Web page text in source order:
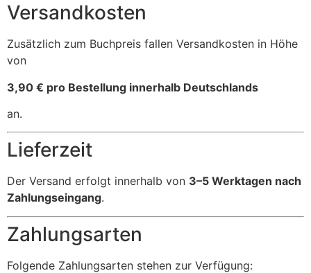
Versandkosten
Zusätzlich zum Buchpreis fallen Versandkosten in Höhe
von
3,90 € pro Bestellung innerhalb Deutschlands
an.
Lieferzeit
Der Versand erfolgt innerhalb von 3–5 Werktagen nach
Zahlungseingang.
Zahlungsarten
Folgende Zahlungsarten stehen zur Verfügung: